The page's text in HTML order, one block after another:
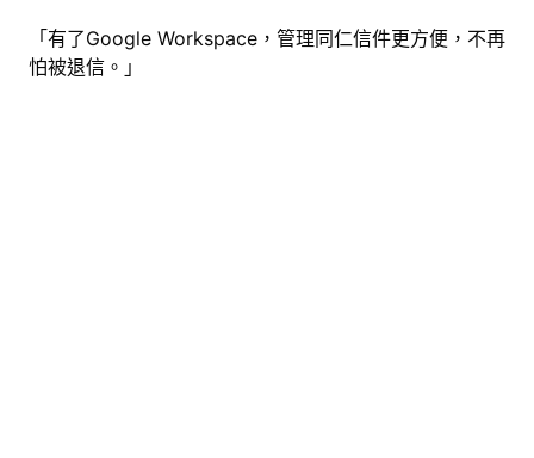
「有了Google Workspace，管理同仁信件更方便，不再
怕被退信。」